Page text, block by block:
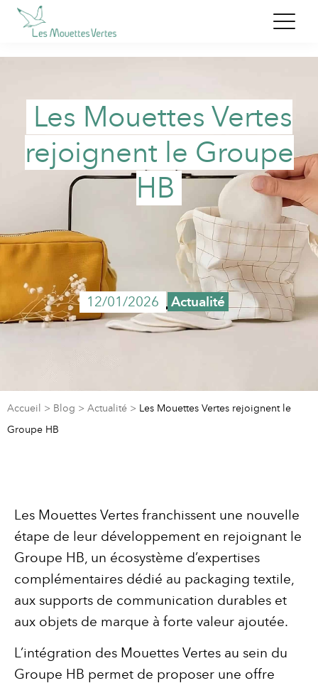
Les Mouettes Vertes
rejoignent le Groupe
HB
12/01/2026 Actualité
Accueil > Blog > Actualité > Les Mouettes Vertes rejoignent le
Groupe HB
Les Mouettes Vertes franchissent une nouvelle
étape de leur développement en rejoignant le
Groupe HB, un écosystème d’expertises
complémentaires dédié au packaging textile,
aux supports de communication durables et
aux objets de marque à forte valeur ajoutée.
L’intégration des Mouettes Vertes au sein du
Groupe HB permet de proposer une offre